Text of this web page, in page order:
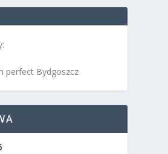
perfect Bydgoszcz